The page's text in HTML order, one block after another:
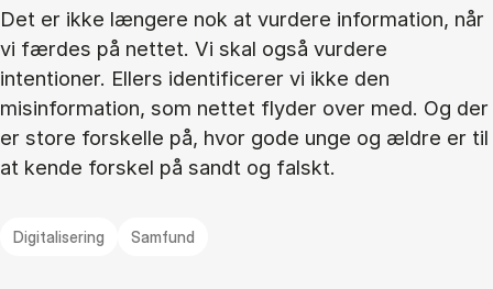
Det er ikke længere nok at vurdere information, når
vi færdes på nettet. Vi skal også vurdere
intentioner. Ellers identificerer vi ikke den
misinformation, som nettet flyder over med. Og der
er store forskelle på, hvor gode unge og ældre er til
at kende forskel på sandt og falskt.
Digitalisering Samfund